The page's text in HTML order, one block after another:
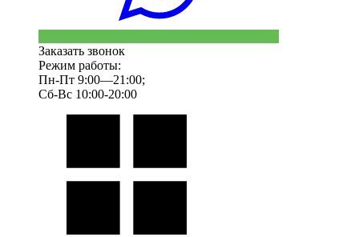
Заказать звонок
Режим работы:
Пн-Пт 9:00—21:00;
Сб-Вс 10:00-20:00